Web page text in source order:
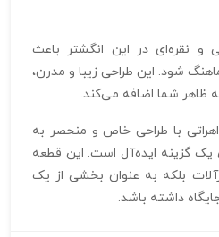
و نقره‌ای در این انگشتر باعث
شود. این طراحی زیبا و مدرن،
شما اضافه می‌کند.
با طراحی خاص و منحصر به
یک گزینه ایده‌آل است. این قطعه
بلکه به عنوان بخشی از یک
داشته باشد.